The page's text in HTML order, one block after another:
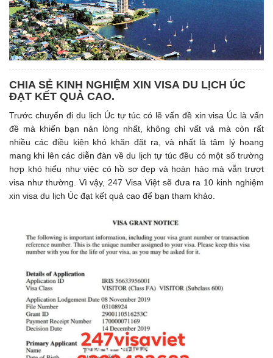
CHIA SẺ KINH NGHIỆM XIN VISA DU LỊCH ÚC
ĐẠT KẾT QUẢ CAO.
Trước chuyến đi du lịch Úc tự túc có lẽ vấn đề xin visa Úc là vấn
đề mà khiến bạn nản lòng nhất, không chỉ vất vả mà còn rất
nhiều các điều kiện khó khăn đặt ra, và nhất là tâm lý hoang
mang khi lên các diễn đàn về du lịch tự túc đều có một số trường
hợp khó hiểu như việc có hồ sơ đẹp và hoàn hảo mà vẫn trượt
visa như thường. Vì vậy, 247 Visa Việt sẽ đưa ra 10 kinh nghiệm
xin visa du lịch Úc đạt kết quả cao để bạn tham khảo.